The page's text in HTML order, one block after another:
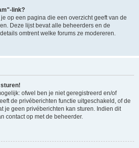
link?
op een pagina die een overzicht geeft van de
Deze lijst bevat alle beheerders en de
omtrent welke forums ze modereren.
ofwel ben je niet geregistreerd en/of
de privéberichten functie uitgeschakeld, of de
je geen privéberichten kan sturen. Indien dit
contact op met de beheerder.